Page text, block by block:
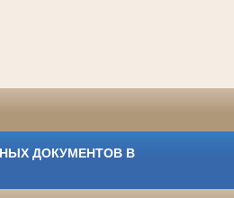
ДОКУМЕНТОВ В